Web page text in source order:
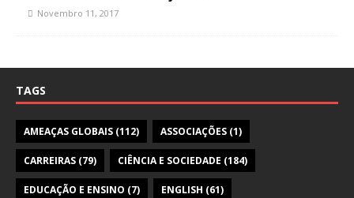
Novembro 11, 2017
TAGS
AMEAÇAS GLOBAIS (112) ASSOCIAÇÕES (1)
CARREIRAS (79) CIÊNCIA E SOCIEDADE (184)
EDUCAÇÃO E ENSINO (7) ENGLISH (61)